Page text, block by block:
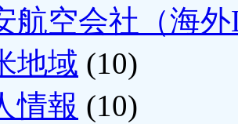
航空会社（海
地域 (10)
情報 (10)